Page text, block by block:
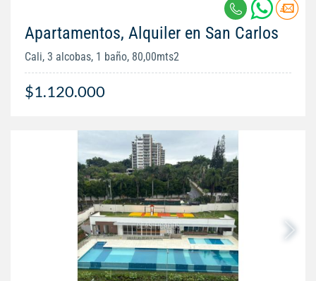
Apartamentos, Alquiler en San Carlos
Cali, 3 alcobas, 1 baño, 80,00mts2
$1.120.000